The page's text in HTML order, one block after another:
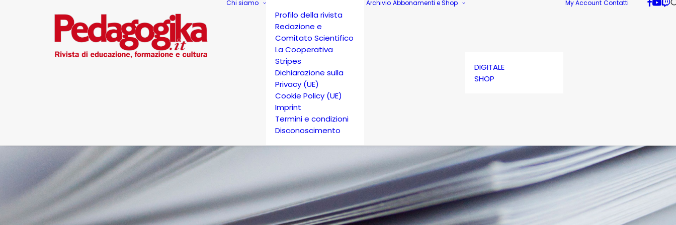
Chi siamo
Profilo della rivista
Redazione e
Comitato Scientifico
La Cooperativa
Stripes
Dichiarazione sulla
Privacy (UE)
Cookie Policy (UE)
Imprint
Termini e condizioni
Disconoscimento
Archivio Abbonamenti e Shop
DIGITALE
SHOP
My Account Contatti